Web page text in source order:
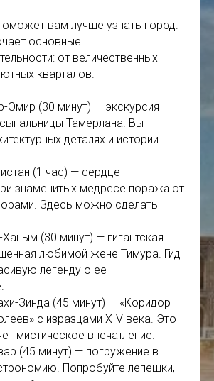
вам лучше узнать город.
основные
от величественных
кварталов.
Эмир (30 минут) — экскурсия
Тамерлана. Вы
деталях и истории
(1 час) — сердце
знаменитых медресе поражают
Здесь можно сделать
(30 минут) — гигантская
любимой жене Тимура. Гид
легенду о ее
Зинда (45 минут) — «Коридор
с изразцами XIV века. Это
мистическое впечатление.
(45 минут) — погружение в
Попробуйте лепешки,